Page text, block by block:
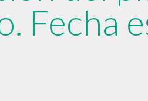
Fecha